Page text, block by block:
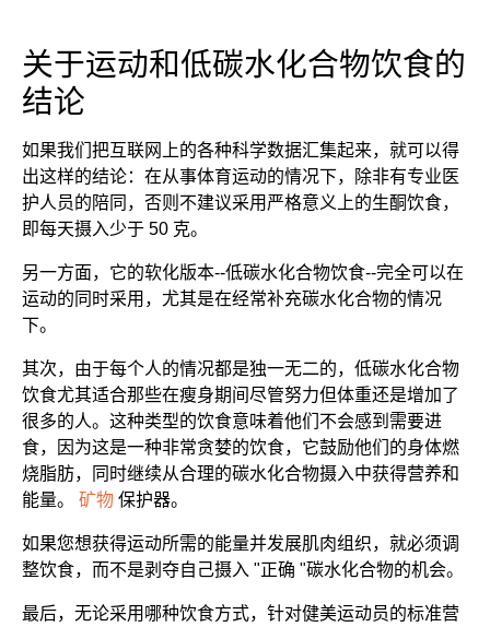
关于运动和低碳水化合物饮食的
结论
如果我们把互联网上的各种科学数据汇集起来，就可以得
出这样的结论：在从事体育运动的情况下，除非有专业医
护人员的陪同，否则不建议采用严格意义上的生酮饮食，
即每天摄入少于 50 克。
另一方面，它的软化版本--低碳水化合物饮食--完全可以在
运动的同时采用，尤其是在经常补充碳水化合物的情况
下。
其次，由于每个人的情况都是独一无二的，低碳水化合物
饮食尤其适合那些在瘦身期间尽管努力但体重还是增加了
很多的人。这种类型的饮食意味着他们不会感到需要进
食，因为这是一种非常贪婪的饮食，它鼓励他们的身体燃
烧脂肪，同时继续从合理的碳水化合物摄入中获得营养和
能量。 矿物 保护器。
如果您想获得运动所需的能量并发展肌肉组织，就必须调
整饮食，而不是剥夺自己摄入 "正确 "碳水化合物的机会。
最后，无论采用哪种饮食方式，针对健美运动员的标准营